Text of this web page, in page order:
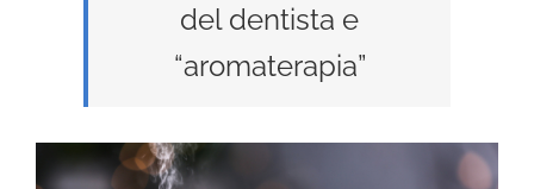
del dentista e
“aromaterapia”